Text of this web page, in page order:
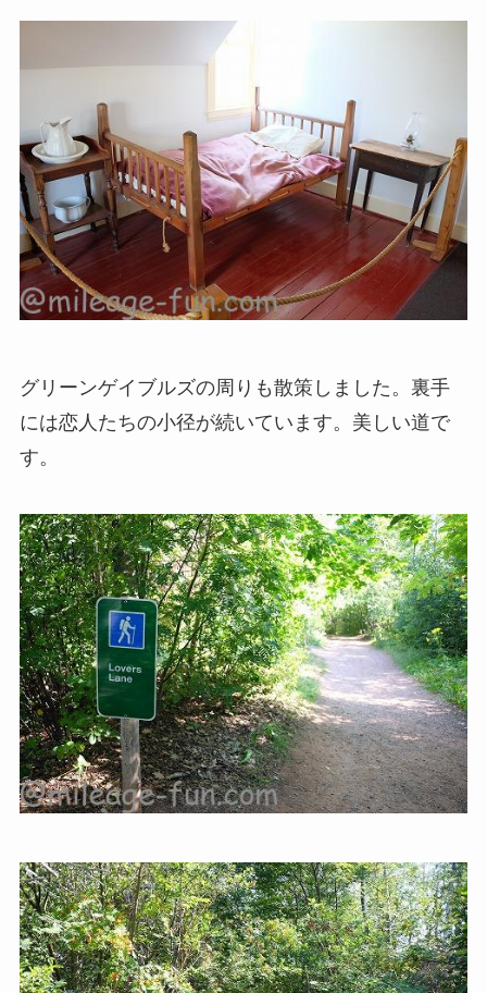
グリーンゲイブルズの周りも散策しました。裏手
には恋人たちの小径が続いています。美しい道で
す。